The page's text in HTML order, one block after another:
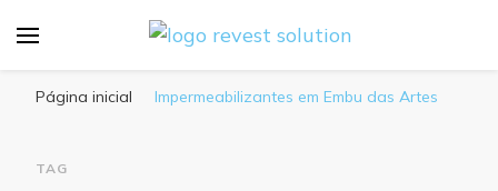
Página inicial Impermeabilizantes em Embu das Artes
TAG